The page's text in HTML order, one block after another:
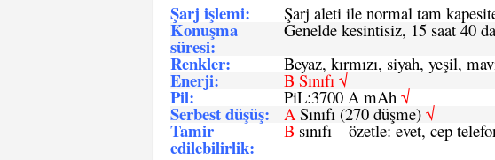
Şarj işlemi: Şarj aleti ile normal tam
Konuşma
süresi:
Genelde kesintisiz, 15 saat 40
Renkler: Beyaz, kırmızı, siyah, yeşil,
Enerji: B Sınıfı √
Pil: PiL:3700 A mAh √
Serbest düşüş: ASınıfı (270 düşme) √
Tamir
edilebilirlik:
B sınıfı – özetle: evet, cep